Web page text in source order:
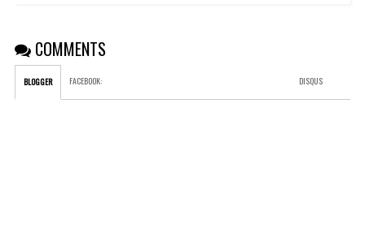
COMMENTS
BLOGGER FACEBOOK: DISQUS